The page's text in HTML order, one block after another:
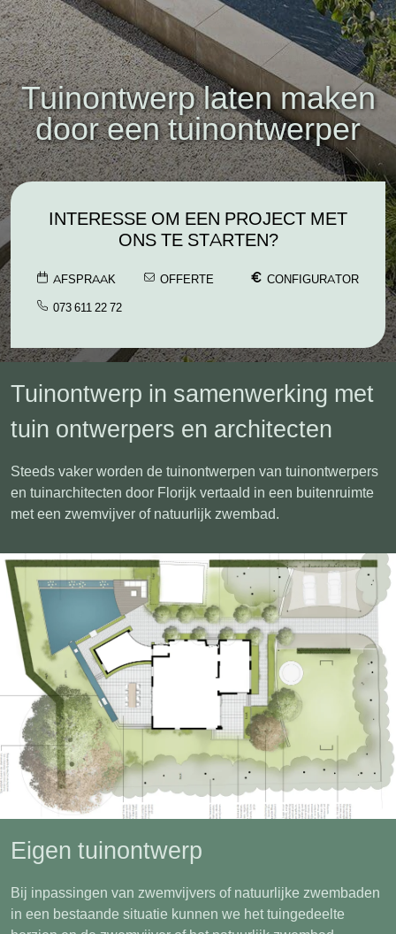
Tuinontwerp laten maken
door een tuinontwerper
INTERESSE OM EEN PROJECT MET
ONS TE STARTEN?
AFSPRAAK OFFERTE
CONFIGURATOR
073 611 22 72
Tuinontwerp in samenwerking met
tuin ontwerpers en architecten
Steeds vaker worden de tuinontwerpen van tuinontwerpers
en tuinarchitecten door Florijk vertaald in een buitenruimte
met een zwemvijver of natuurlijk zwembad.
Eigen tuinontwerp
Bij inpassingen van zwemvijvers of natuurlijke zwembaden
in een bestaande situatie kunnen we het tuingedeelte